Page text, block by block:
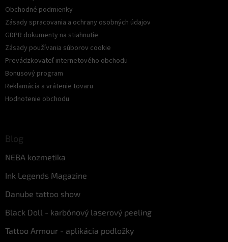
Obchodné podmienky
Zásady spracovania a ochrany osobných údajov
GDPR dokumenty na stiahnutie
Zásady používania súborov cookie
Prevádzkovateľ internetového obchodu
Bonusový program
Reklamácia a vrátenie tovaru
Hodnotenie obchodu
Blog
NEBA kozmetika
Ink Legends Magazine
Danube tattoo show
Black Doll - karbónový laserový peeling
Tattoo Armour - aplikácia podložky